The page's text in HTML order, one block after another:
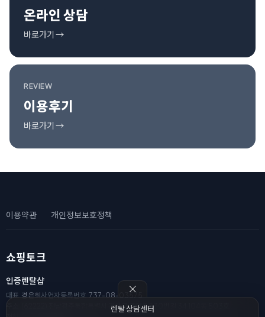
온라인 상담
바로가기 →
REVIEW
이용후기
바로가기 →
이용약관 개인정보보호정책
쇼핑토크
인증렌탈샵
대표경은희사업자등록번호737-08-03575
주소
(62222) 전남광주통합특별시 광산구 풍영로330번길 34 104동 503호
렌탈 상담센터